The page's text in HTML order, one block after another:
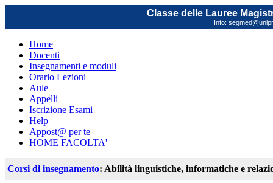
Classe delle Lauree
Info:
Home
Docenti
Insegnamenti e moduli
Orario Lezioni
Aule
Appelli
Iscrizione Esami
Help
Appost@ per te
HOME FACOLTA'
Corsi di insegnamento: Abilità linguistiche, informatiche e